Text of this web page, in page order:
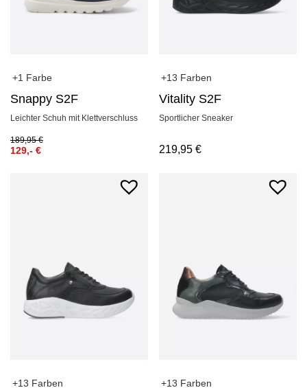
+1 Farbe
Snappy S2F
Leichter Schuh mit Klettverschluss
189,95€
129,- €
+13 Farben
Vitality S2F
Sportlicher Sneaker
219,95€
+13 Farben +13 Farben